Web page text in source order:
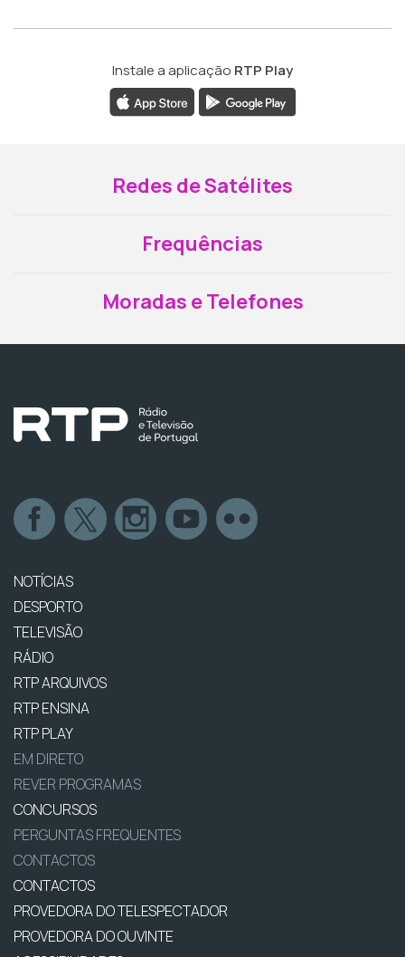
Instale a aplicação RTP Play
Redes de Satélites
Frequências
Moradas e Telefones
NOTÍCIAS
DESPORTO
TELEVISÃO
RÁDIO
RTP ARQUIVOS
RTP ENSINA
RTP PLAY
EM DIRETO
REVER PROGRAMAS
CONCURSOS
PERGUNTAS FREQUENTES
CONTACTOS
CONTACTOS
PROVEDORA DO TELESPECTADOR
PROVEDORA DO OUVINTE